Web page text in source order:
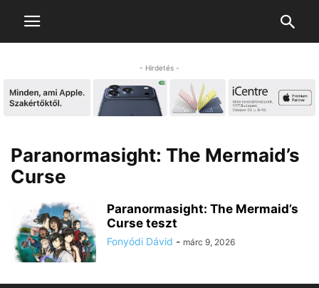
- Hirdetés -
Paranormasight: The Mermaid’s
Curse
Paranormasight: The Mermaid’s
Curse teszt
Fonyódi Dávid - márc 9, 2026